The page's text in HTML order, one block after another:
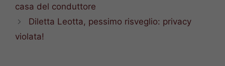
casa del conduttore
Diletta Leotta, pessimo risveglio: privacy
violata!